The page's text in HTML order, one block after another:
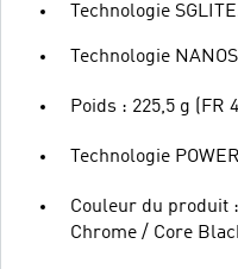
Technologie
Technologie
Poids : 225,5 g (FR
Technologie
Couleur du produit
Chrome / Core